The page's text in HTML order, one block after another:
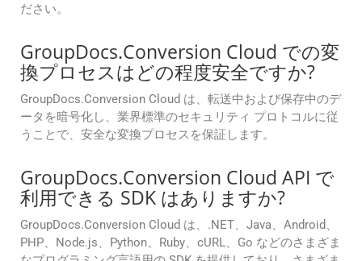
ださい。
GroupDocs.Conversion Cloud での変
換プロセスはどの程度安全ですか?
GroupDocs.Conversion Cloud は、転送中および保存中のデ
ータを暗号化し、業界標準のセキュリティ プロトコルに従
うことで、安全な変換プロセスを保証します。
GroupDocs.Conversion Cloud API で
利用できる SDK はありますか?
GroupDocs.Conversion Cloud は、.NET、Java、Android、
PHP、Node.js、Python、Ruby、cURL、Go などのさまざま